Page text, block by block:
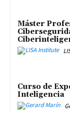
Máster
Curso de
Inteligencia